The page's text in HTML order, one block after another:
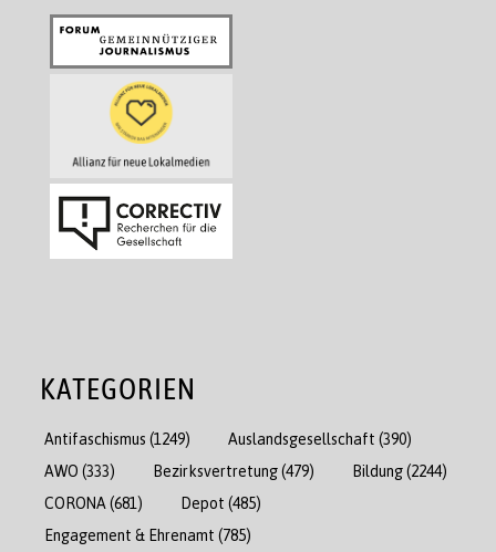
KATEGORIEN
Antifaschismus (1249) Auslandsgesellschaft (390)
AWO (333) Bezirksvertretung(479) Bildung(2244)
CORONA (681) Depot (485)
Engagement & Ehrenamt (785)